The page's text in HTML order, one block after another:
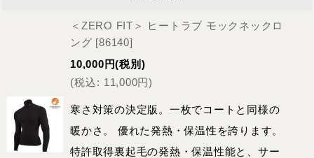
＜ZERO FIT＞ ヒートラブ モックネックロ
ング [86140]
10,000 円(税別)
(税込: 11,000円)
寒さ対策の決定版。一枚でコートと同様の
暖かさ。 優れた発熱・保温性を誇ります。
特許取得裏起毛の発熱・保温性能と、サー